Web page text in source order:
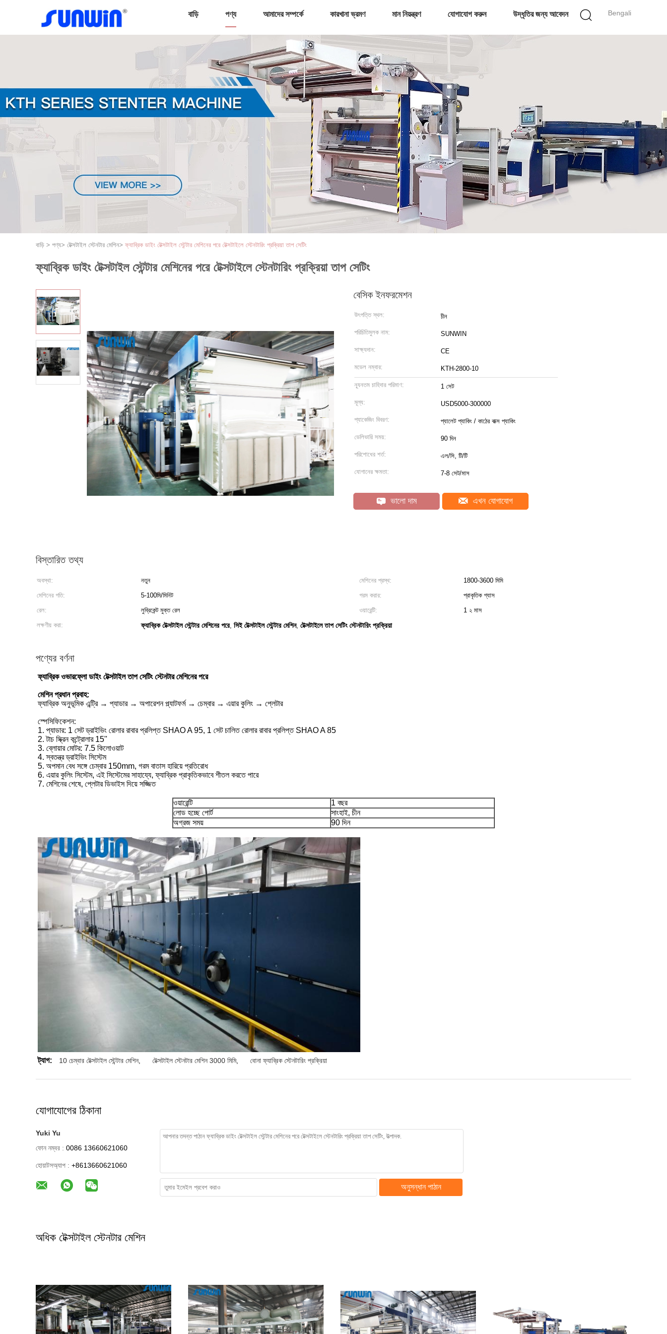
Bengali
বাড়ি পণ্য আমাদের সম্পর্কে কারখানা ভ্রমণ মান নিয়ন্ত্রণ যোগাযোগ করুন উদ্ধৃতির জন্য আবেদন
বাড়ি > পণ্য> টেক্সটাইল স্টেনটার মেশিন> ফ্যাব্রিক ডাইং টেক্সটাইল স্টেন্টার মেশিনের পরে টেক্সটাইলে স্টেনটারিং প্রক্রিয়া তাপ সেটিং
ফ্যাব্রিক ডাইং টেক্সটাইল স্টেন্টার মেশিনের পরে টেক্সটাইলে স্টেনটারিং প্রক্রিয়া তাপ সেটিং
বেসিক ইনফরমেশন
উৎপত্তি স্থল: চীন
পরিচিতিমুলক নাম: SUNWIN
সাক্ষ্যদান: CE
মডেল নম্বার: KTH-2800-10
ন্যূনতম চাহিদার পরিমাণ: 1 সেট
মূল্য: USD5000-300000
প্যাকেজিং বিবরণ: প্যালেট প্যাকিং / কাঠের বাক্স প্যাকিং
ডেলিভারি সময়: 90 দিন
পরিশোধের শর্ত: এল/সি, টি/টি
যোগানের ক্ষমতা: 7-8 সেট/মাস
ভালো দাম এখন যোগাযোগ
বিস্তারিত তথ্য
অবস্থা: নতুন মেশিনের প্রস্থ:
1800-3600 মিমি
মেশিনের গতি:
5-100মি/মিনিট গরম করার:
প্রাকৃতিক গ্যাস
রেল:
লুব্রিকেন্ট মুক্ত রেল ওয়ারেন্টি:
1 ২ মাস
লক্ষণীয় করা:
ফ্যাব্রিক টেক্সটাইল স্টেন্টার মেশিনের পরে, সিই টেক্সটাইল স্টেন্টার মেশিন, টেক্সটাইলে তাপ সেটিং স্টেনটারিং প্রক্রিয়া
পণ্যের বর্ণনা
ফ্যাব্রিক ওভারফ্লো ডাইং টেক্সটাইল তাপ সেটিং স্টেনটার মেশিনের পরে
মেশিন প্রধান প্রবাহ:
ফ্যাব্রিক অনুভূমিক এন্ট্রি → প্যাডার → অপারেশন প্ল্যাটফর্ম → চেম্বার → এয়ার কুলিং → প্লেটার
স্পেসিফিকেশন:
1. প্যাডার: 1 সেট ড্রাইভিং রোলার রাবার প্রলিপ্ত SHAO A 95, 1 সেট চালিত রোলার রাবার প্রলিপ্ত SHAO A 85
2. টাচ স্ক্রিন কন্ট্রোলার 15''
3. ব্লোয়ার মোটর: 7.5 কিলোওয়াট
4. স্বতন্ত্র ড্রাইভিং সিস্টেম
5. অপমান বেধ সঙ্গে চেম্বার 150mm, গরম বাতাস হারিয়ে প্রতিরোধ
6. এয়ার কুলিং সিস্টেম, এই সিস্টেমের সাহায্যে, ফ্যাব্রিক প্রাকৃতিকভাবে শীতল করতে পারে
7. মেশিনের শেষে, প্লেটার ডিভাইস দিয়ে সজ্জিত
ওয়ারেন্টি
1 বছর
লোড হচ্ছে পোর্ট
সাংহাই, চীন
অগ্রজ সময়
90 দিন
ট্যাগ: 10 চেম্বার টেক্সটাইল স্টেন্টার মেশিন, টেক্সটাইল স্টেনটার মেশিন 3000 মিমি, বোনা ফ্যাব্রিক স্টেনটারিং প্রক্রিয়া
যোগাযোগের ঠিকানা
Yuki Yu
ফোন নম্বর : 0086 13660621060
হোয়াটসঅ্যাপ : +8613660621060
অনুসন্ধান পাঠান
অধিক টেক্সটাইল স্টেনটার মেশিন